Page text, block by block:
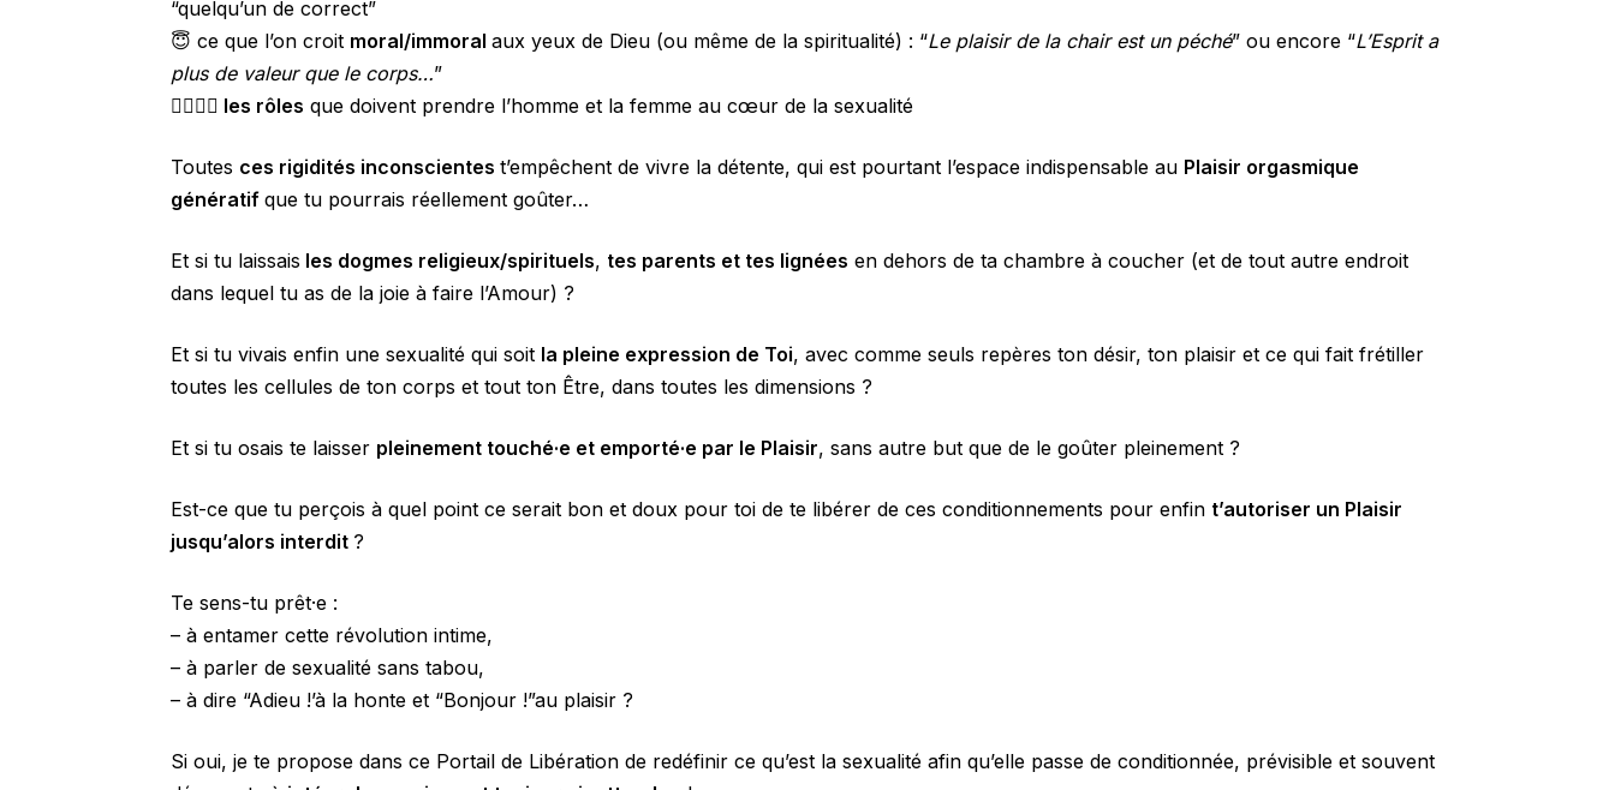
“quelqu’un de correct”
😇 ce que l’on croit moral/immoral aux yeux de Dieu (ou même de la spiritualité) : “Le plaisir de la chair est un péché” ou encore “L’Esprit a
plus de valeur que le corps…”
👩‍❤️‍💋‍👨 les rôles que doivent prendre l’homme et la femme au cœur de la sexualité
Toutes ces rigidités inconscientes t’empêchent de vivre la détente, qui est pourtant l’espace indispensable au Plaisir orgasmique
génératif que tu pourrais réellement goûter…
Et si tu laissais les dogmes religieux/spirituels, tes parents et tes lignées en dehors de ta chambre à coucher (et de tout autre endroit
dans lequel tu as de la joie à faire l’Amour) ?
Et si tu vivais enfin une sexualité qui soit la pleine expression de Toi, avec comme seuls repères ton désir, ton plaisir et ce qui fait frétiller
toutes les cellules de ton corps et tout ton Être, dans toutes les dimensions ?
Et si tu osais te laisser pleinement touché·e et emporté·e par le Plaisir, sans autre but que de le goûter pleinement ?
Est-ce que tu perçois à quel point ce serait bon et doux pour toi de te libérer de ces conditionnements pour enfin t’autoriser un Plaisir
jusqu’alors interdit ?
Te sens-tu prêt·e :
– à entamer cette révolution intime,
– à parler de sexualité sans tabou,
– à dire “Adieu !’à la honte et “Bonjour !”au plaisir ?
Si oui, je te propose dans ce Portail de Libération de redéfinir ce qu’est la sexualité afin qu’elle passe de conditionnée, prévisible et souvent